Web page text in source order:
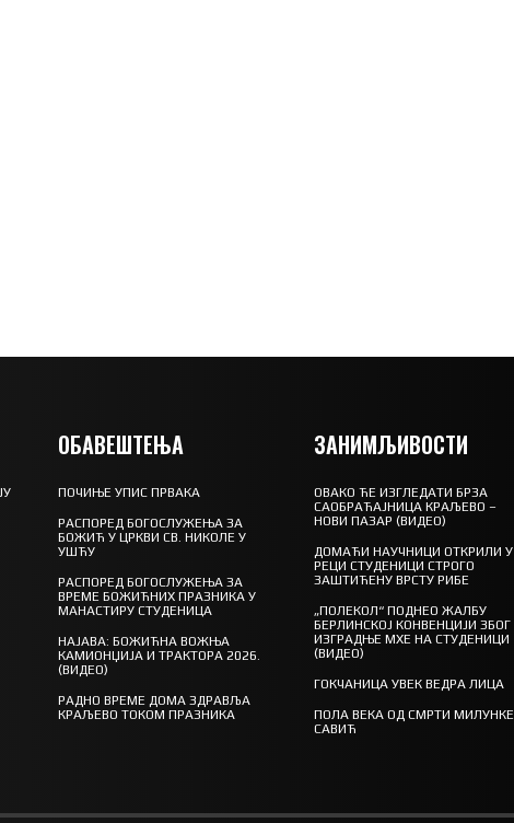
ОБАВЕШТЕЊА
ПОЧИЊЕ УПИС ПРВАКА
РАСПОРЕД БОГОСЛУЖЕЊА ЗА
БОЖИЋ У ЦРКВИ СВ. НИКОЛЕ У
УШЋУ
РАСПОРЕД БОГОСЛУЖЕЊА ЗА
ВРЕМЕ БОЖИЋНИХ ПРАЗНИКА У
МАНАСТИРУ СТУДЕНИЦА
НАЈАВА: БОЖИЋНА ВОЖЊА
КАМИОНЏИЈА И ТРАКТОРА 2026.
(ВИДЕО)
РАДНО ВРЕМЕ ДОМА ЗДРАВЉА
КРАЉЕВО ТОКОМ ПРАЗНИКА
ЗАНИМЉИВОСТИ
ОВАКО ЋЕ ИЗГЛЕДАТИ БРЗА
САОБРАЋАЈНИЦА КРАЉЕВО –
НОВИ ПАЗАР (ВИДЕО)
ДОМАЋИ НАУЧНИЦИ ОТКРИЛИ У
РЕЦИ СТУДЕНИЦИ СТРОГО
ЗАШТИЋЕНУ ВРСТУ РИБЕ
„ПОЛЕКОЛ“ ПОДНЕО ЖАЛБУ
БЕРЛИНСКОЈ КОНВЕНЦИЈИ ЗБОГ
ИЗГРАДЊЕ МХЕ НА СТУДЕНИЦИ
(ВИДЕО)
ГОКЧАНИЦА УВЕК ВЕДРА ЛИЦА
ПОЛА ВЕКА ОД СМРТИ МИЛУНКЕ
САВИЋ